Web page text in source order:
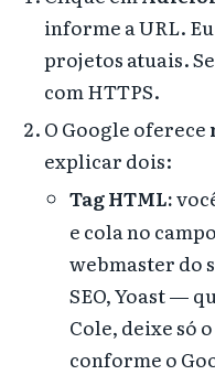
informe a URL.
projetos atuais.
com HTTPS.
O Google oferece
explicar dois:
Tag HTML:
e cola no
webmaster do
SEO, Yoast —
Cole, deixe só
conforme o